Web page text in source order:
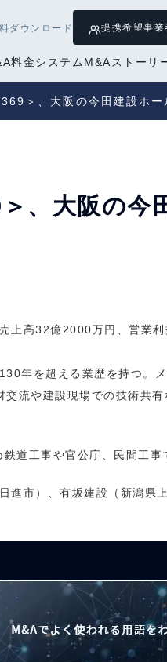
ダウンロード 提携希望事業
料金システム M&Aストーリ
＞、大阪の今田建設ホ
、大阪の今
上高32億2000万円、営業
年を超える業歴を持つ。
流や建設現場での技術共
道工事や官公庁、民間工事
進市）、有坂建設（新潟県